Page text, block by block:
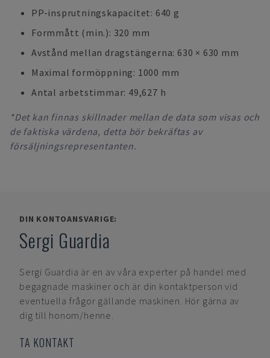
PP-insprutningskapacitet: 640 g
Formmått (min.): 320 mm
Avstånd mellan dragstängerna: 630 × 630 mm
Maximal formöppning: 1000 mm
Antal arbetstimmar: 49,627 h
*Det kan finnas skillnader mellan de data som visas och
de faktiska värdena, detta bör bekräftas av
försäljningsrepresentanten.
DIN KONTOANSVARIGE:
Sergi Guardia
Sergi Guardia är en av våra experter på handel med
begagnade maskiner och är din kontaktperson vid
eventuella frågor gällande maskinen. Hör gärna av
dig till honom/henne.
TA KONTAKT